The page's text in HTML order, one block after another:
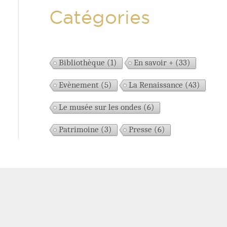
Catégories
Bibliothèque (1) En savoir +(33)
Evènement(5) La Renaissance (43)
Le musée sur les ondes(6)
Patrimoine (3) Presse (6)